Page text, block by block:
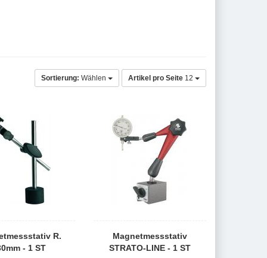
Sortierung: Wählen Artikel pro Seite 12
R.
- 1 ST
Magnetmessstativ
STRATO-LINE - 1 ST